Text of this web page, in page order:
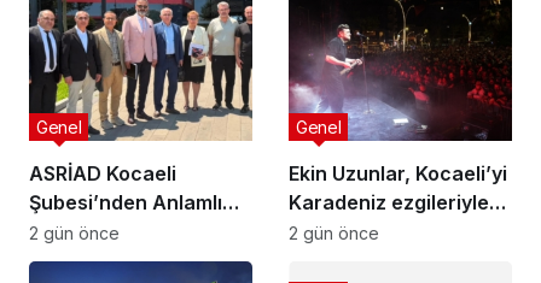
ASRİAD Kocaeli
Şubesi’nden Anlamlı
Sosyal Sorumluluk
Projesi
Genel
2 gün önce
Ekin Uzunlar, Kocaeli’yi
Karadeniz ezgileriyle
coşturdu
Genel
2 gün önce